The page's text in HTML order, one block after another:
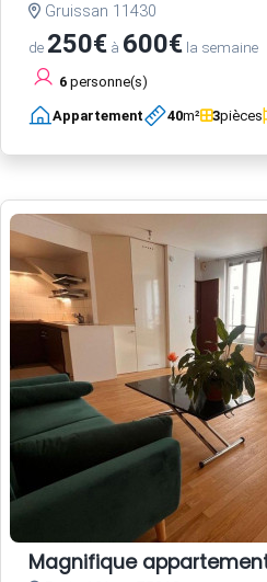
Gruissan 11430
de 250€ à 600€ la semaine
6 personne(s)
Appartement 40m² 3pièces
Magnifique